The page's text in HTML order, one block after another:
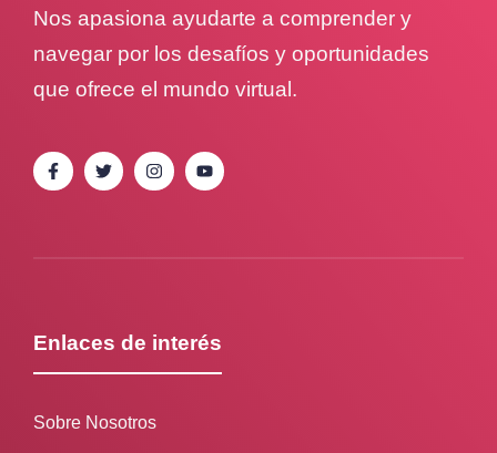
Nos apasiona ayudarte a comprender y
navegar por los desafíos y oportunidades
que ofrece el mundo virtual.
Enlaces de interés
Sobre Nosotros